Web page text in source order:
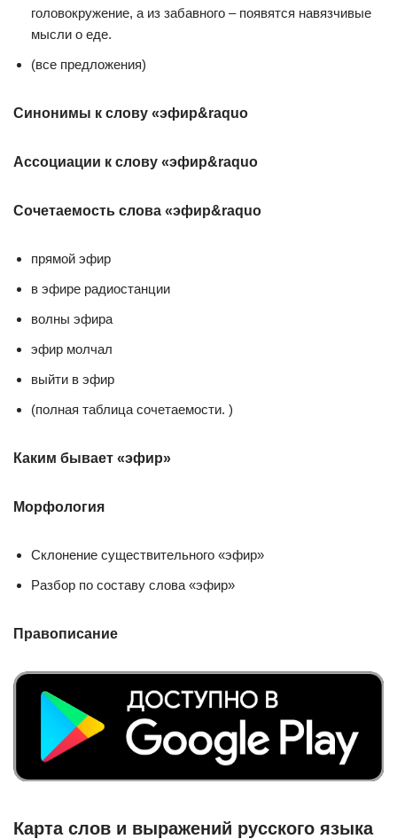
головокружение, а из забавного – появятся навязчивые
мысли о еде.
(все предложения)
Синонимы к слову «эфир&raquo
Ассоциации к слову «эфир&raquo
Сочетаемость слова «эфир&raquo
прямой эфир
в эфире радиостанции
волны эфира
эфир молчал
выйти в эфир
(полная таблица сочетаемости. )
Каким бывает «эфир»
Морфология
Склонение существительного «эфир»
Разбор по составу слова «эфир»
Правописание
Карта слов и выражений русского языка